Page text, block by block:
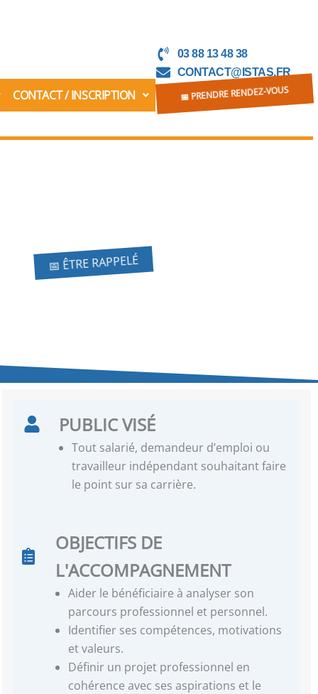
CONTACT / INSCRIPTION
03 88 13 48 38
CONTACT@ISTAS.FR
📅 PRENDRE RENDEZ-VOUS
📅 ÊTRE RAPPELÉ
PUBLIC VISÉ
Tout salarié, demandeur d’emploi ou
travailleur indépendant souhaitant faire
le point sur sa carrière.
OBJECTIFS DE
L'ACCOMPAGNEMENT
Aider le bénéficiaire à analyser son
parcours professionnel et personnel.
Identifier ses compétences, motivations
et valeurs.
Définir un projet professionnel en
cohérence avec ses aspirations et le